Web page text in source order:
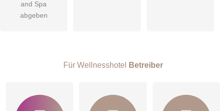
Hinweis:Bitte beachten Sie, öffentliche Fragen sind
and Spa
abgeben
Für Wellnesshotel Betreiber